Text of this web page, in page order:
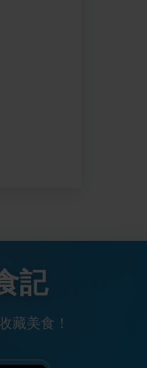
記
藏美食！